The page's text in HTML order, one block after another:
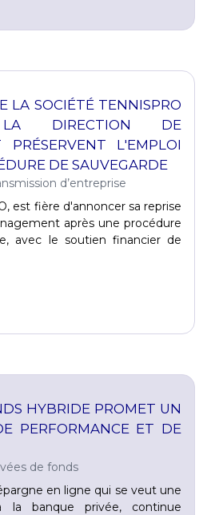
LA SOCIÉTÉ TENNISPRO
LA DIRECTION DE
PRÉSERVENT L'EMPLOI
DE SAUVEGARDE
d’entreprise
est fière d'annoncer sa reprise
après une procédure
avec le soutien financier de
HYBRIDE PROMET UN
PERFORMANCE ET DE
de fonds
en ligne qui se veut une
la banque privée, continue